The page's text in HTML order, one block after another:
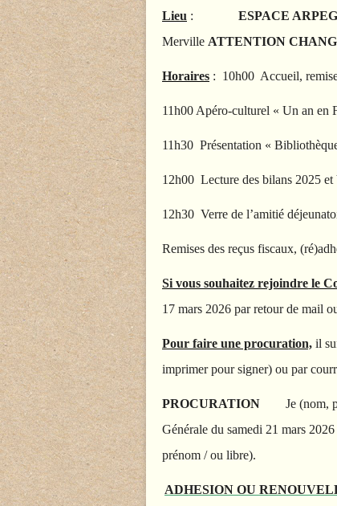
Lieu : ESPACE
Merville ATTENTION
Horaires : 10h00 Accueil,
11h00 Apéro-culturel « Un an en
11h30 Présentation «
12h00 Lecture des bilans 2025 et
12h30 Verre de l’amitié
Remises des reçus fiscaux,
Si vous souhaitez rejoindre le
17 mars 2026 par retour de mail
Pour faire une procuration, il
imprimer pour signer) ou par
PROCURATION Je (nom,
Générale du samedi 21 mars
prénom / ou libre).
ADHESION OU